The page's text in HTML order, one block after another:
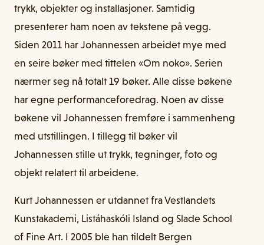
trykk, objekter og installasjoner. Samtidig
presenterer ham noen av tekstene på vegg.
Siden 2011 har Johannessen arbeidet mye med
en seire bøker med tittelen «Om noko». Serien
nærmer seg nå totalt 19 bøker. Alle disse bøkene
har egne performanceforedrag. Noen av disse
bøkene vil Johannessen fremføre i sammenheng
med utstillingen. I tillegg til bøker vil
Johannessen stille ut trykk, tegninger, foto og
objekt relatert til arbeidene.
Kurt Johannessen er utdannet fra Vestlandets
Kunstakademi, Listáhaskóli Island og Slade School
of Fine Art. I 2005 ble han tildelt Bergen